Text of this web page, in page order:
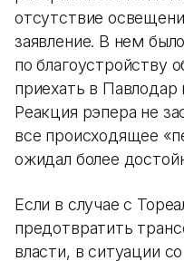
отсутствие
заявление. В нем
по благоустройству
приехать в
Реакция рэпера не
все происходящее
ожидал более
Если в случае с
предотвратить
власти, в ситуации